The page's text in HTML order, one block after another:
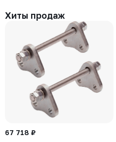
Хиты продаж
67 718 ₽